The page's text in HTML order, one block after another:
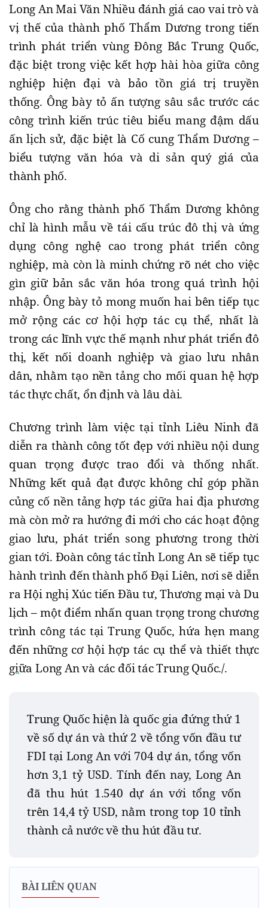
Long An Mai Văn Nhiều đánh giá cao vai trò và
vị thế của thành phố Thẩm Dương trong tiến
trình phát triển vùng Đông Bắc Trung Quốc,
đặc biệt trong việc kết hợp hài hòa giữa công
nghiệp hiện đại và bảo tồn giá trị truyền
thống. Ông bày tỏ ấn tượng sâu sắc trước các
công trình kiến trúc tiêu biểu mang đậm dấu
ấn lịch sử, đặc biệt là Cố cung Thẩm Dương –
biểu tượng văn hóa và di sản quý giá của
thành phố.
Ông cho rằng thành phố Thẩm Dương không
chỉ là hình mẫu về tái cấu trúc đô thị và ứng
dụng công nghệ cao trong phát triển công
nghiệp, mà còn là minh chứng rõ nét cho việc
gìn giữ bản sắc văn hóa trong quá trình hội
nhập. Ông bày tỏ mong muốn hai bên tiếp tục
mở rộng các cơ hội hợp tác cụ thể, nhất là
trong các lĩnh vực thế mạnh như phát triển đô
thị, kết nối doanh nghiệp và giao lưu nhân
dân, nhằm tạo nền tảng cho mối quan hệ hợp
tác thực chất, ổn định và lâu dài.
Chương trình làm việc tại tỉnh Liêu Ninh đã
diễn ra thành công tốt đẹp với nhiều nội dung
quan trọng được trao đổi và thống nhất.
Những kết quả đạt được không chỉ góp phần
củng cố nền tảng hợp tác giữa hai địa phương
mà còn mở ra hướng đi mới cho các hoạt động
giao lưu, phát triển song phương trong thời
gian tới. Đoàn công tác tỉnh Long An sẽ tiếp tục
hành trình đến thành phố Đại Liên, nơi sẽ diễn
ra Hội nghị Xúc tiến Đầu tư, Thương mại và Du
lịch – một điểm nhấn quan trọng trong chương
trình công tác tại Trung Quốc, hứa hẹn mang
đến những cơ hội hợp tác cụ thể và thiết thực
giữa Long An và các đối tác Trung Quốc./.
Trung Quốc hiện là quốc gia đứng thứ 1
về số dự án và thứ 2 về tổng vốn đầu tư
FDI tại Long An với 704 dự án, tổng vốn
hơn 3,1 tỷ USD. Tính đến nay, Long An
đã thu hút 1.540 dự án với tổng vốn
trên 14,4 tỷ USD, nằm trong top 10 tỉnh
thành cả nước về thu hút đầu tư.
BÀI LIÊN QUAN